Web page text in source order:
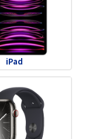
iPad